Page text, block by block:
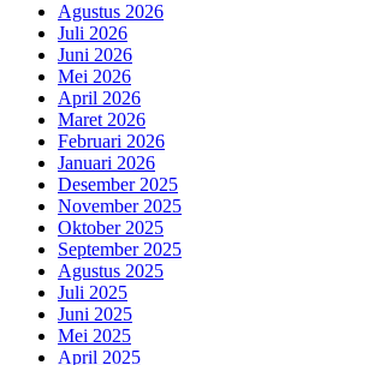
Agustus 2026
Juli 2026
Juni 2026
Mei 2026
April 2026
Maret 2026
Februari 2026
Januari 2026
Desember 2025
November 2025
Oktober 2025
September 2025
Agustus 2025
Juli 2025
Juni 2025
Mei 2025
April 2025